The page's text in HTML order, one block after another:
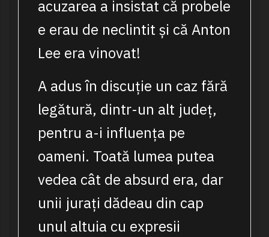
acuzarea a insistat că probele
e erau de neclintit și că Anton
Lee era vinovat!
A adus în discuție un caz fără
legătură, dintr-un alt județ,
pentru a-i influența pe
oameni. Toată lumea putea
vedea cât de absurd era, dar
unii jurați dădeau din cap
unul altuia cu expresii